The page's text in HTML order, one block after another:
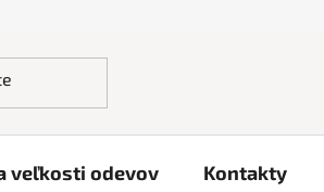
veľkosti odevov Kontakty